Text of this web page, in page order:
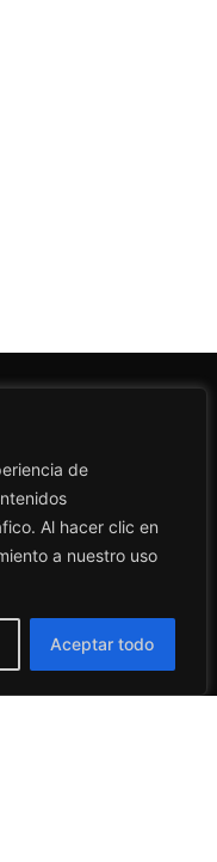
de
Al hacer clic en
a nuestro uso
Aceptar todo
fondues in